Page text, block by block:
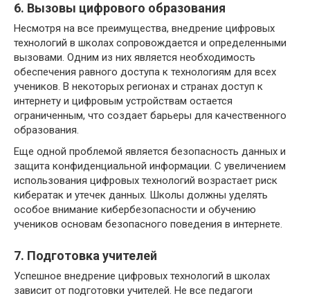
6. Вызовы цифрового образования
Несмотря на все преимущества, внедрение цифровых
технологий в школах сопровождается и определенными
вызовами. Одним из них является необходимость
обеспечения равного доступа к технологиям для всех
учеников. В некоторых регионах и странах доступ к
интернету и цифровым устройствам остается
ограниченным, что создает барьеры для качественного
образования.
Еще одной проблемой является безопасность данных и
защита конфиденциальной информации. С увеличением
использования цифровых технологий возрастает риск
кибератак и утечек данных. Школы должны уделять
особое внимание кибербезопасности и обучению
учеников основам безопасного поведения в интернете.
7. Подготовка учителей
Успешное внедрение цифровых технологий в школах
зависит от подготовки учителей. Не все педагоги